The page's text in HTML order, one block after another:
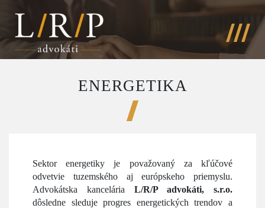
ENERGETIKA
Sektor energetiky je považovaný za kľúčové
odvetvie tuzemského aj európskeho priemyslu.​
Advokátska kancelária L/R/P advokáti, s.r.o.
dôsledne sleduje progres energetických trendov a